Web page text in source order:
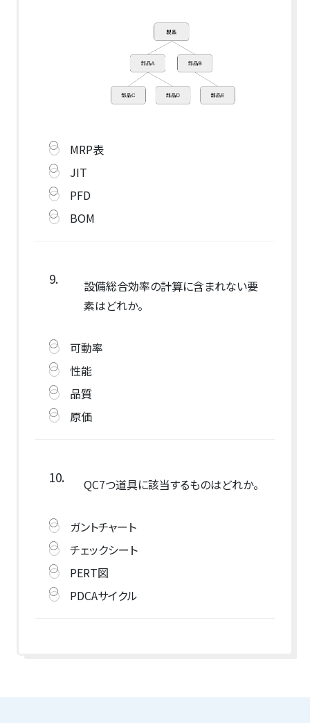
MRP表
JIT
PFD
BOM
9.
設備総合効率の計算に含まれない要
素はどれか。
可動率
性能
品質
原価
10. QC7つ道具に該当するものはどれか。
ガントチャート
チェックシート
PERT図
PDCAサイクル